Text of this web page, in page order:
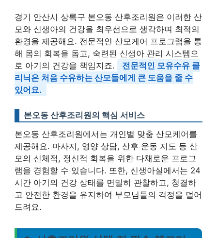
경기 안산시 상록구 본오동 산후조리원은 이러한 산
모와 신생아의 건강을 최우선으로 생각하며 최적의
환경을 제공해요. 전문적인 산모케어 프로그램을 통
해 몸의 회복을 돕고, 숙련된 신생아 관리 시스템으
로 아기의 건강을 책임지죠.
전문적인 모유수유 클
리닉은 처음 수유하는 산모들에게 큰 도움을 줄 수
있어요.
본오동 산후조리원의 핵심 서비스
본오동 산후조리원에서는 개인별 맞춤 산모케어를
제공해요. 마사지, 영양 상담, 산후 운동 지도 등 산
모의 신체적, 정신적 회복을 위한 다채로운 프로그
램을 경험할 수 있습니다. 또한, 신생아실에서는 24
시간 아기의 건강 상태를 면밀히 관찰하고, 청결하
고 안전한 환경을 유지하여 부모님들의 걱정을 덜어
드려요.